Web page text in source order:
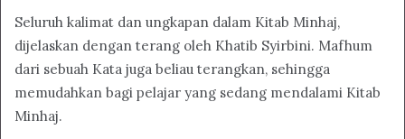
Seluruh kalimat dan ungkapan dalam Kitab Minhaj,
dijelaskan dengan terang oleh Khatib Syirbini. Mafhum
dari sebuah Kata juga beliau terangkan, sehingga
memudahkan bagi pelajar yang sedang mendalami Kitab
Minhaj.